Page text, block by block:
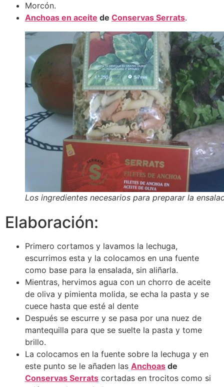
Morcón.
Anchoas en aceite de Conservas Serrats.
Los ingredientes necesarios para preparar la
Elaboración:
Primero cortamos y lavamos la lechuga,
escurrimos esta y la colocamos en una fuente
como base para la ensalada, sin aliñarla.
Mientras, hervimos agua con un chorro de aceite
de oliva y pimienta molida, se echa la pasta y se
cuece hasta que esté al dente
Después se escurre y se pasa por una nuez de
mantequilla para que se suelte la pasta y tome
brillo.
La colocamos en la fuente sobre la lechuga y en
este punto se le añaden las Anchoas de
Conservas Serrats cortadas en trocitos como si